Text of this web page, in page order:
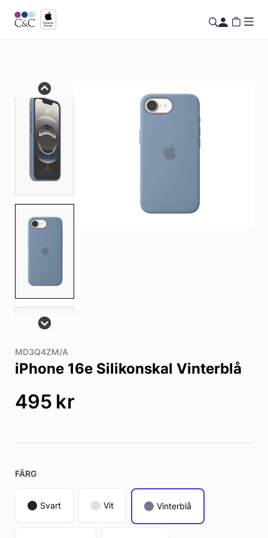
MD3Q4ZM/A
iPhone 16e Silikonskal Vinterblå
495 kr
FÄRG
Svart Vit Vinterblå